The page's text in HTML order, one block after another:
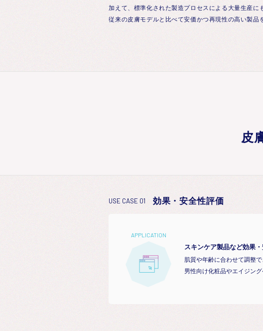
加えて、標準化された製造プロセスによる大量生産に
従来の皮膚モデルと比べて安価かつ再現性の高い製品
皮
USE CASE 01 効果・安全性評価
APPLICATION
スキンケア製品など効果
肌質や年齢に合わせて調整
男性向け化粧品やエイジン